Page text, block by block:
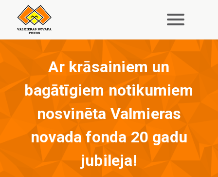
galveno
saturu
Ar krāsainiem un
bagātīgiem notikumiem
nosvinēta Valmieras
novada fonda 20 gadu
jubileja!